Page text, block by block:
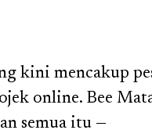
kini mencakup
online. Bee
semua itu —